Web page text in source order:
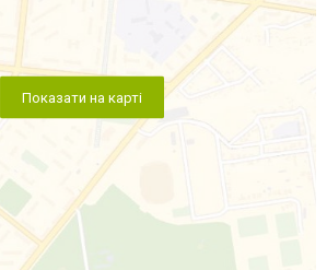
Показати на карті